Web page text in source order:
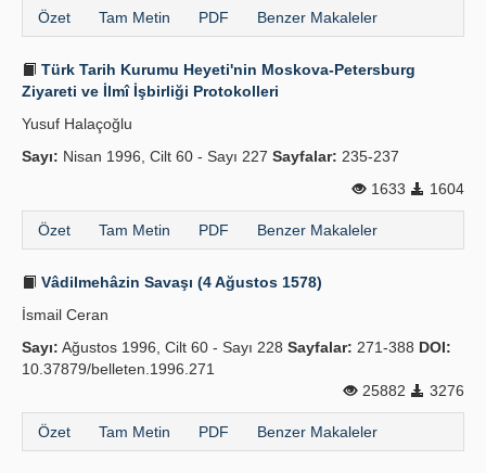
Özet Tam Metin PDF Benzer Makaleler
Türk Tarih Kurumu Heyeti'nin Moskova-Petersburg
Ziyareti ve İlmî İşbirliği Protokolleri
Yusuf Halaçoğlu
Sayı: Nisan 1996, Cilt 60 - Sayı 227 Sayfalar: 235-237
1633
1604
Özet Tam Metin PDF Benzer Makaleler
Vâdilmehâzin Savaşı (4 Ağustos 1578)
İsmail Ceran
Sayı: Ağustos 1996, Cilt 60 - Sayı 228 Sayfalar: 271-388 DOI:
10.37879/belleten.1996.271
25882
3276
Özet Tam Metin PDF Benzer Makaleler